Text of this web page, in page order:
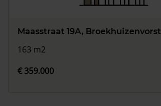
Maasstraat 19A, Broekhuizenvorst
163 m2
€ 359.000